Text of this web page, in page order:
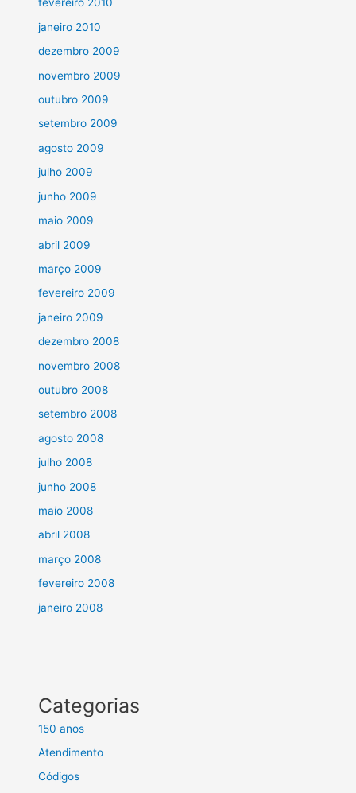
fevereiro 2010
janeiro 2010
dezembro 2009
novembro 2009
outubro 2009
setembro 2009
agosto 2009
julho 2009
junho 2009
maio 2009
abril 2009
março 2009
fevereiro 2009
janeiro 2009
dezembro 2008
novembro 2008
outubro 2008
setembro 2008
agosto 2008
julho 2008
junho 2008
maio 2008
abril 2008
março 2008
fevereiro 2008
janeiro 2008
Categorias
150 anos
Atendimento
Códigos